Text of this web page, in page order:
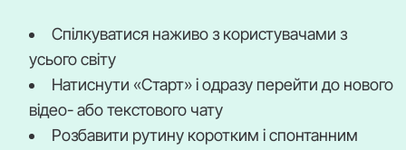
Спілкуватися наживо з користувачами з
усього світу
Натиснути «Старт» і одразу перейти до нового
відео- або текстового чату
Розбавити рутину коротким і спонтанним